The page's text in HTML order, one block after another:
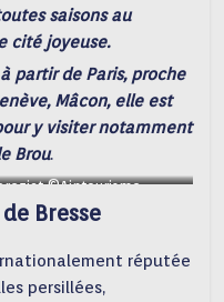
saisons au
cité joyeuse.
partir de Paris, proche
Mâcon, elle est
y visiter notamment
Brou.
©Aintourisme
Bresse
réputée
persillées,